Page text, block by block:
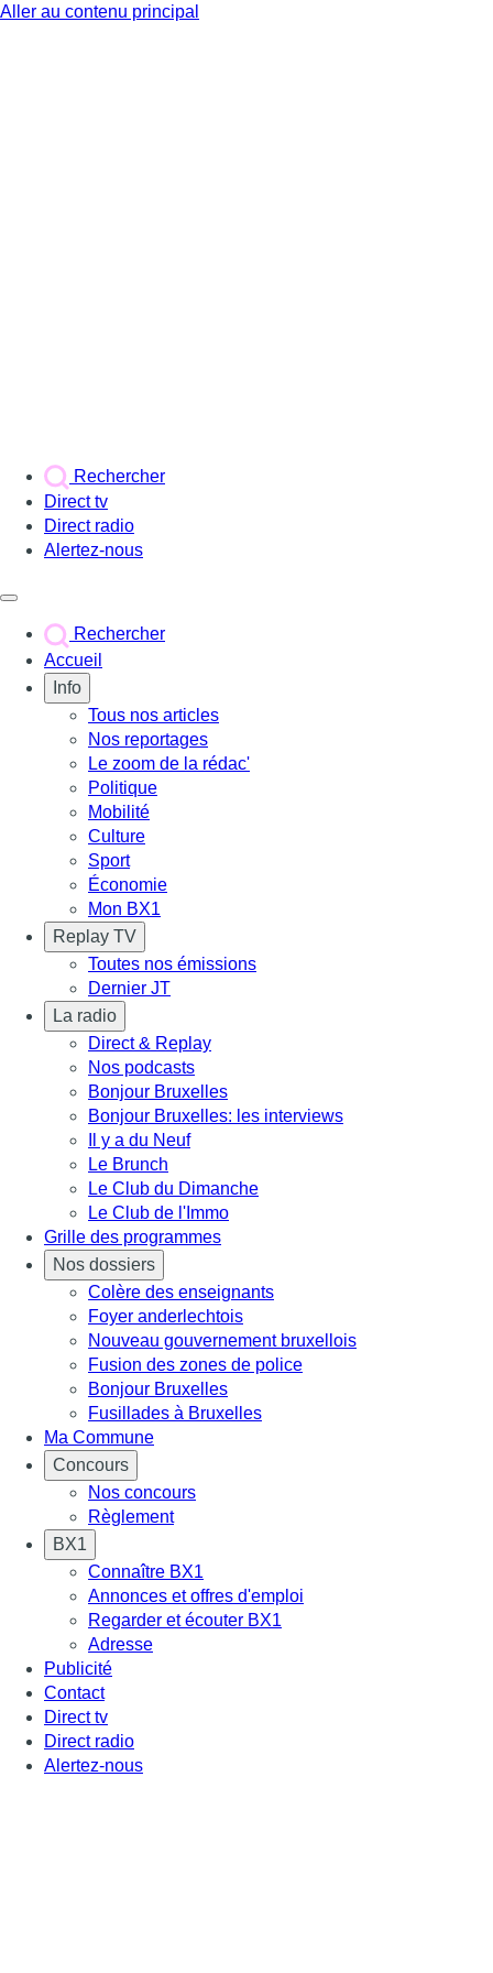
Aller au contenu principal
Rechercher
Direct tv
Direct radio
Alertez-nous
Rechercher
Accueil
Info
Tous nos articles
Nos reportages
Le zoom de la rédac'
Politique
Mobilité
Culture
Sport
Économie
Mon BX1
Replay TV
Toutes nos émissions
Dernier JT
La radio
Direct & Replay
Nos podcasts
Bonjour Bruxelles
Bonjour Bruxelles: les interviews
Il y a du Neuf
Le Brunch
Le Club du Dimanche
Le Club de l'Immo
Grille des programmes
Nos dossiers
Colère des enseignants
Foyer anderlechtois
Nouveau gouvernement bruxellois
Fusion des zones de police
Bonjour Bruxelles
Fusillades à Bruxelles
Ma Commune
Concours
Nos concours
Règlement
BX1
Connaître BX1
Annonces et offres d'emploi
Regarder et écouter BX1
Adresse
Publicité
Contact
Direct tv
Direct radio
Alertez-nous